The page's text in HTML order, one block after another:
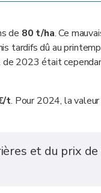
de 80 t/ha. Ce
tardifs dû au
de 2023 était
t. Pour 2024, la
et du prix